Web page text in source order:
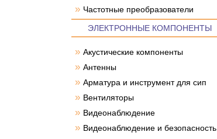
» Частотные преобразователи
ЭЛЕКТРОННЫЕ КОМПОНЕНТЫ
» Акустические компоненты
» Антенны
» Арматура и инструмент для сип
» Вентиляторы
» Видеонаблюдение
» Видеонаблюдение и безопасность